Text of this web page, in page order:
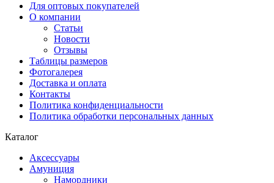
Для оптовых покупателей
О компании
Статьи
Новости
Отзывы
Таблицы размеров
Фотогалерея
Доставка и оплата
Контакты
Политика конфиденциальности
Политика обработки персональных данных
Каталог
Аксессуары
Амуниция
Намордники